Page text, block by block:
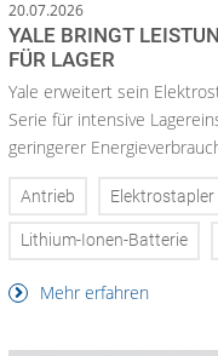
20.07.2026
YALE BRINGT
FÜR LAGER
Yale erweitert sein
Serie für intensive
geringerer
Antrieb Elektrostapler
Lithium-Ionen-Batterie
Mehr erfahren